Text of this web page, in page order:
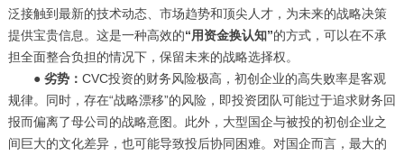
泛接触到最新的技术动态、市场趋势和顶尖人才，为未来的战略决策
提供宝贵信息。这是一种高效的“用资金换认知”的方式，可以在不承
担全面整合负担的情况下，保留未来的战略选择权。
●劣势： CVC投资的财务风险极高，初创企业的高失败率是客观
规律。同时，存在“战略漂移”的风险，即投资团队可能过于追求财务回
报而偏离了母公司的战略意图。此外，大型国企与被投的初创企业之
间巨大的文化差异，也可能导致投后协同困难。对国企而言，最大的